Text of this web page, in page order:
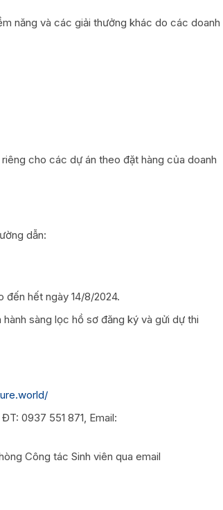
năng và các giải thưởng khác do các doanh
cho các dự án theo đặt hàng của doanh
dẫn:
đến hết ngày 14/8/2024.
sàng lọc hồ sơ đăng ký và gửi dự thi
0937 551 871, Email:
Công tác Sinh viên qua email